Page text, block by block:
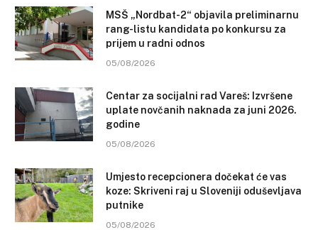
MSŠ „Nordbat-2“ objavila preliminarnu
rang-listu kandidata po konkursu za
prijem u radni odnos
05/08/2026
Centar za socijalni rad Vareš: Izvršene
uplate novčanih naknada za juni 2026.
godine
05/08/2026
Umjesto recepcionera dočekat će vas
koze: Skriveni raj u Sloveniji oduševljava
putnike
05/08/2026